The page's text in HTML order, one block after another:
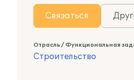
Связаться
Отрасль / Функциональная
Строительство